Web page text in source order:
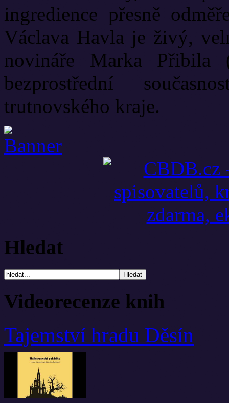
ingredience přesně
Václava Havla je živý,
novináře Marka Přibila
bezprostřední
trutnovského kraje.
Hledat
Videorecenze knih
Tajemství hradu Děsín